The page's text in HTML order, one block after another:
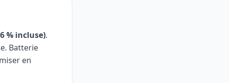
% incluse).
Batterie
en